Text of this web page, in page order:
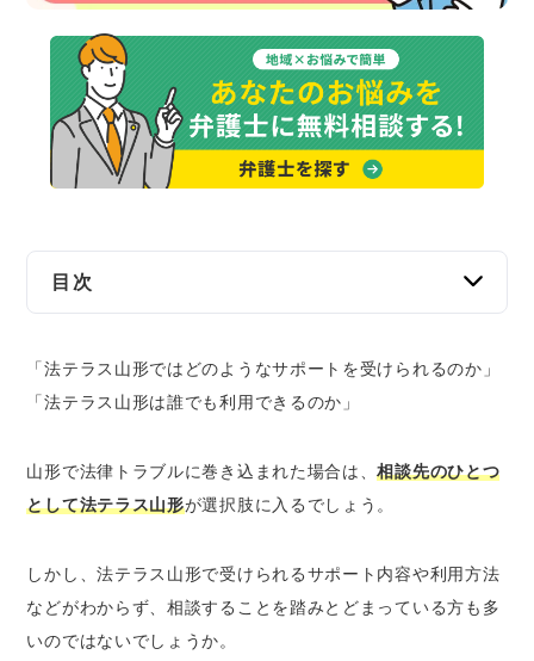
債権回収
IT・ネット
資金調達
目次
法テラス山形を利用するメリット
幅広い法律相談に対応している
安い費用で弁護士に依頼できる
弁護士費用の立替制度を利用できる
生活保護を受けている場合は弁護士費用が無
料（免除）になる可能性がある
電話・出張相談など、幅広い相談方法に対応
「法テラス山形ではどのようなサポートを受けられるのか」
「法テラス山形は誰でも利用できるのか」
山形で法律トラブルに巻き込まれた場合は、相談先のひとつ
として法テラス山形が選択肢に入るでしょう。
しかし、法テラス山形で受けられるサポート内容や利用方法
などがわからず、相談することを踏みとどまっている方も多
いのではないでしょうか。